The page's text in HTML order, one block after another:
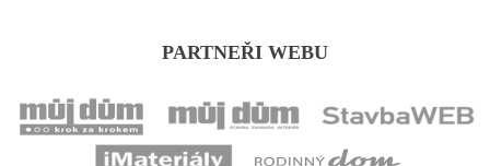
PARTNEŘI WEBU